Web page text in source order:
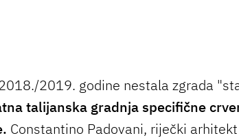
2019. godine nestala zgrada
talijanska gradnja specifične
Constantino Padovani, riječki